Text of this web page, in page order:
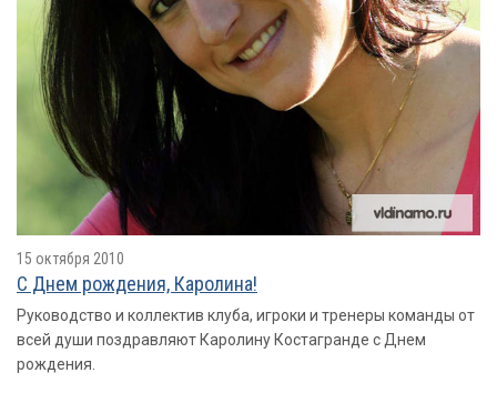
15 октября 2010
С Днем рождения, Каролина!
Руководство и коллектив клуба, игроки и тренеры команды от
всей души поздравляют Каролину Костагранде с Днем
рождения.